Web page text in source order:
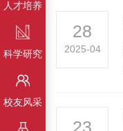
人才培养
科学研究
校友风采
28
2025-04
23